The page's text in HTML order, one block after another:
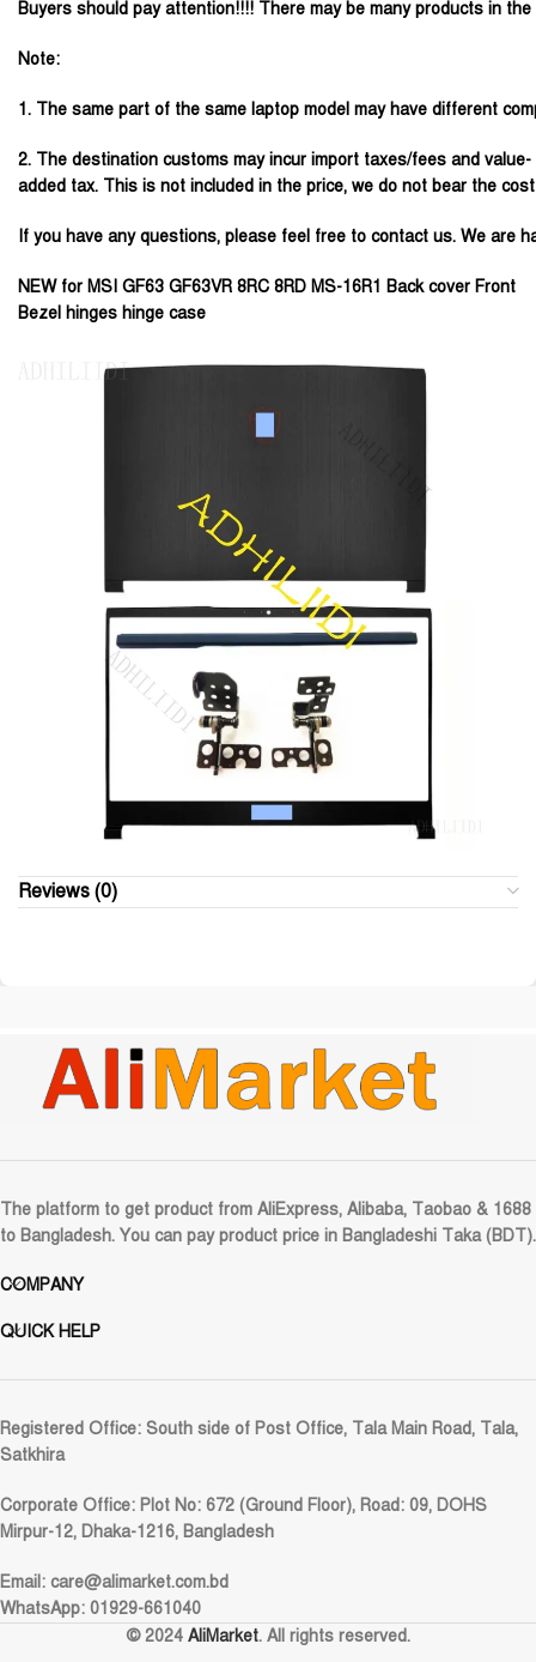
Buyers should pay attention!!!! There may be many products in
Note:
1. The same part of the same laptop model may have different
2. The destination customs may incur import taxes/fees and value-
added tax. This is not included in the price, we do not bear the cost
If you have any questions, please feel free to contact us. We are
NEW for MSI GF63 GF63VR 8RC 8RD MS-16R1 Back cover Front
Bezel hinges hinge case
Reviews (0)
The platform to get product from AliExpress, Alibaba, Taobao & 1688
to Bangladesh. You can pay product price in Bangladeshi Taka (BDT).
COMPANY
QUICK HELP
Registered Office: South side of Post Office, Tala Main Road, Tala,
Satkhira
Corporate Office: Plot No: 672 (Ground Floor), Road: 09, DOHS
Mirpur-12, Dhaka-1216, Bangladesh
Email: care@alimarket.com.bd
WhatsApp: 01929-661040
© 2024 AliMarket. All rights reserved.